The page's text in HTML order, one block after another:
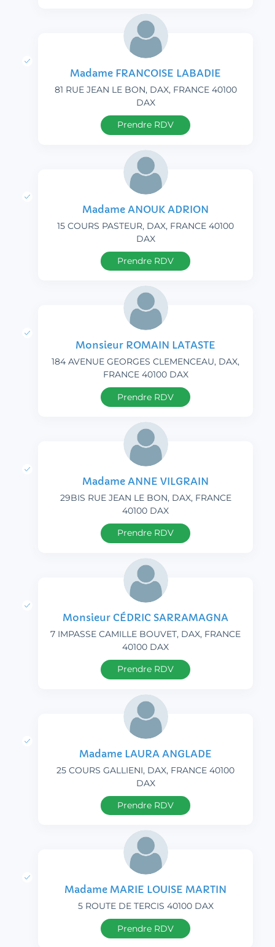
Madame FRANCOISE LABADIE
81 RUE JEAN LE BON, DAX, FRANCE 40100
DAX
Prendre RDV
Madame ANOUK ADRION
15 COURS PASTEUR, DAX, FRANCE 40100
DAX
Prendre RDV
Monsieur ROMAIN LATASTE
184 AVENUE GEORGES CLEMENCEAU, DAX,
FRANCE 40100 DAX
Prendre RDV
Madame ANNE VILGRAIN
29BIS RUE JEAN LE BON, DAX, FRANCE
40100 DAX
Prendre RDV
Monsieur CÉDRIC SARRAMAGNA
7 IMPASSE CAMILLE BOUVET, DAX, FRANCE
40100 DAX
Prendre RDV
Madame LAURA ANGLADE
25 COURS GALLIENI, DAX, FRANCE 40100
DAX
Prendre RDV
Madame MARIE LOUISE MARTIN
5 ROUTE DE TERCIS 40100 DAX
Prendre RDV